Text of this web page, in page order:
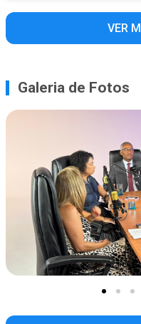
VER
Galeria de Fotos